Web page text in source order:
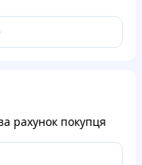
рахунок покупця